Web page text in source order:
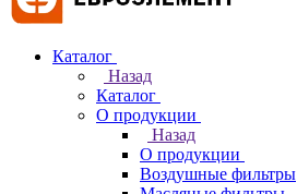
Каталог
Назад
Каталог
О продукции
Назад
О продукции
Воздушные фильтры